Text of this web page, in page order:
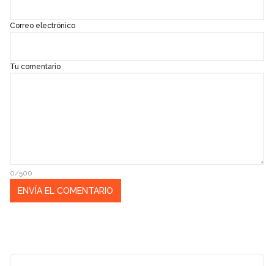
Correo electrónico
Tu comentario
0/500